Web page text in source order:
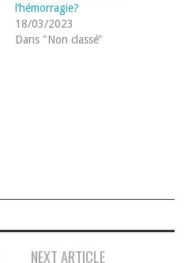
l’hémorragie?
18/03/2023
Dans "Non classé"
NEXT ARTICLE